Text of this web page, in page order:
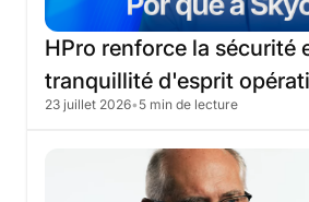
HPro renforce la sécurité
tranquillité d'esprit
grâce à la migration
23 juillet 2026• 5 min de lecture